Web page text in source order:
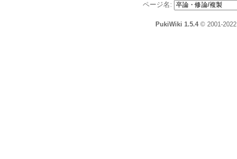
ページ名:
PukiWiki 1.5.4© 2001-2022